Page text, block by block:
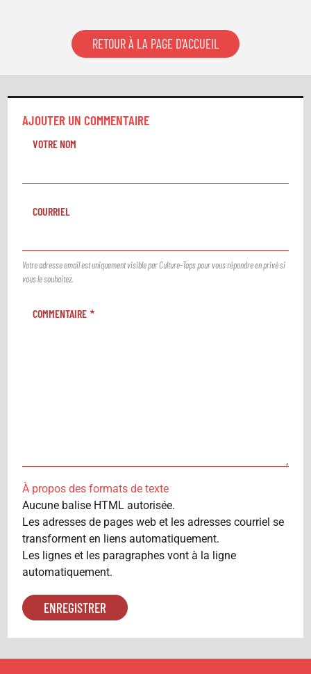
RETOUR À LA PAGE D'ACCUEIL
AJOUTER UN COMMENTAIRE
VOTRE NOM
COURRIEL
Votre adresse email est uniquement visible par Culture-Tops pour vous répondre en privé si
vous le souhaitez.
COMMENTAIRE
À propos des formats de texte
Aucune balise HTML autorisée.
Les adresses de pages web et les adresses courriel se
transforment en liens automatiquement.
Les lignes et les paragraphes vont à la ligne
automatiquement.